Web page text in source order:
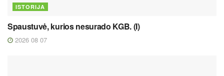
ISTORIJA
Spaustuvė, kurios nesurado KGB. (I)
2026 08 07